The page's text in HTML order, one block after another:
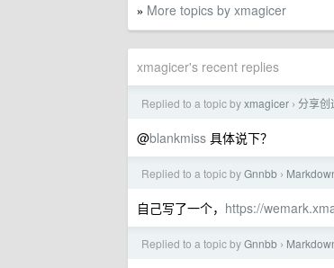
» More topics by xmagicer
xmagicer's recent replies
Replied to a topic byxmagicer › 分享创
@blankmiss 具体说下？
Replied to a topic byGnnbb ›
自己写了一个， https://
Replied to a topic byGnnbb ›